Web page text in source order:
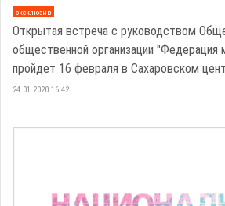
эксклюзив
Открытая встреча с руководством
общественной организации "Федерация
пройдет 16 февраля в Сахаровском
24.01.2020 16:42